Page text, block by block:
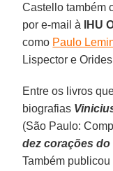
Castello também
por e-mail à
IHU
como Paulo
Lispector e
Entre os livros
biografias
(São Paulo:
dez corações do
Também publicou